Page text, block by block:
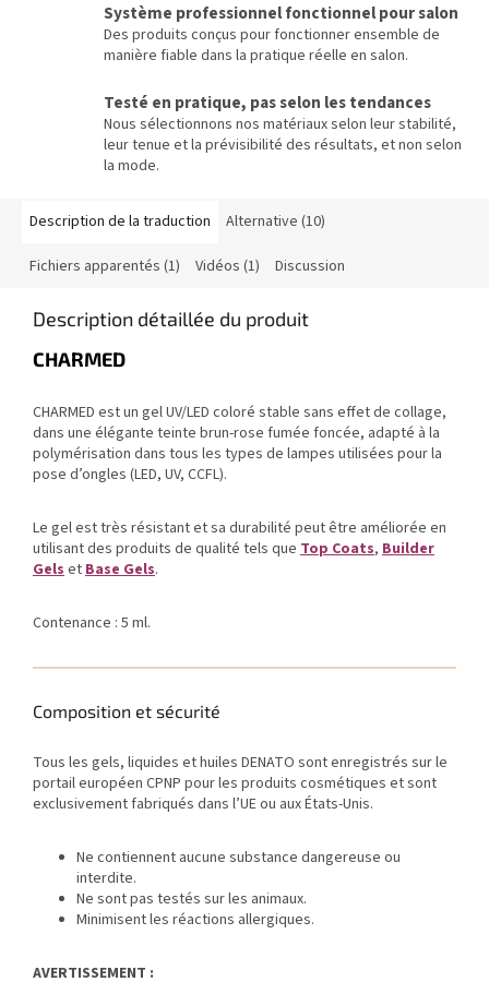
Système professionnel fonctionnel pour salon
Des produits conçus pour fonctionner ensemble de
manière fiable dans la pratique réelle en salon.
Testé en pratique, pas selon les tendances
Nous sélectionnons nos matériaux selon leur stabilité,
leur tenue et la prévisibilité des résultats, et non selon
la mode.
Description de la traduction Alternative (10)
Fichiers apparentés (1) Vidéos (1) Discussion
Description détaillée du produit
CHARMED
CHARMED est un gel UV/LED coloré stable sans effet de collage,
dans une élégante teinte brun-rose fumée foncée, adapté à la
polymérisation dans tous les types de lampes utilisées pour la
pose d’ongles (LED, UV, CCFL).
Le gel est très résistant et sa durabilité peut être améliorée en
utilisant des produits de qualité tels que Top Coats, Builder
GelsetBase Gels.
Contenance : 5 ml.
Composition et sécurité
Tous les gels, liquides et huiles DENATO sont enregistrés sur le
portail européen CPNP pour les produits cosmétiques et sont
exclusivement fabriqués dans l’UE ou aux États-Unis.
Ne contiennent aucune substance dangereuse ou
interdite.
Ne sont pas testés sur les animaux.
Minimisent les réactions allergiques.
AVERTISSEMENT :